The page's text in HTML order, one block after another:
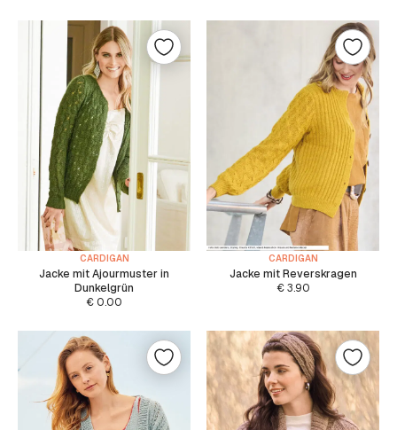
CARDIGAN
Jacke mit Ajourmuster in
Dunkelgrün
€ 0.00
CARDIGAN
Jacke mit Reverskragen
€3.90